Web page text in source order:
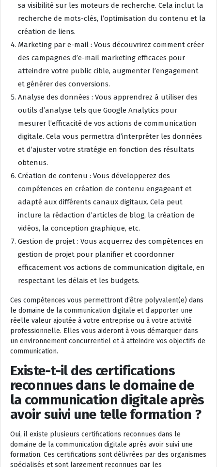
sa visibilité sur les moteurs de recherche. Cela inclut la
recherche de mots-clés, l’optimisation du contenu et la
création de liens.
Marketing par e-mail : Vous découvrirez comment créer
des campagnes d’e-mail marketing efficaces pour
atteindre votre public cible, augmenter l’engagement
et générer des conversions.
Analyse des données : Vous apprendrez à utiliser des
outils d’analyse tels que Google Analytics pour
mesurer l’efficacité de vos actions de communication
digitale. Cela vous permettra d’interpréter les données
et d’ajuster votre stratégie en fonction des résultats
obtenus.
Création de contenu : Vous développerez des
compétences en création de contenu engageant et
adapté aux différents canaux digitaux. Cela peut
inclure la rédaction d’articles de blog, la création de
vidéos, la conception graphique, etc.
Gestion de projet : Vous acquerrez des compétences en
gestion de projet pour planifier et coordonner
efficacement vos actions de communication digitale, en
respectant les délais et les budgets.
Ces compétences vous permettront d’être polyvalent(e) dans
le domaine de la communication digitale et d’apporter une
réelle valeur ajoutée à votre entreprise ou à votre activité
professionnelle. Elles vous aideront à vous démarquer dans
un environnement concurrentiel et à atteindre vos objectifs de
communication.
Existe-t-il des certifications
reconnues dans le domaine de
la communication digitale après
avoir suivi une telle formation ?
Oui, il existe plusieurs certifications reconnues dans le
domaine de la communication digitale après avoir suivi une
formation. Ces certifications sont délivrées par des organismes
spécialisés et sont largement reconnues par les